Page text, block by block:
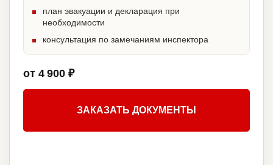
план эвакуации и декларация при
необходимости
консультация по замечаниям инспектора
от 4 900 ₽
ЗАКАЗАТЬ ДОКУМЕНТЫ